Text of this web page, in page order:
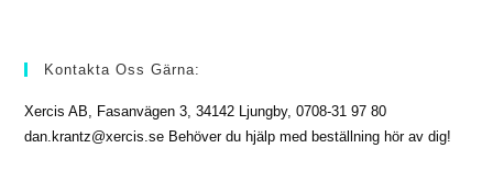
Kontakta Oss Gärna:
Xercis AB, Fasanvägen 3, 34142 Ljungby, 0708-31 97 80
dan.krantz@xercis.se Behöver du hjälp med beställning hör av dig!